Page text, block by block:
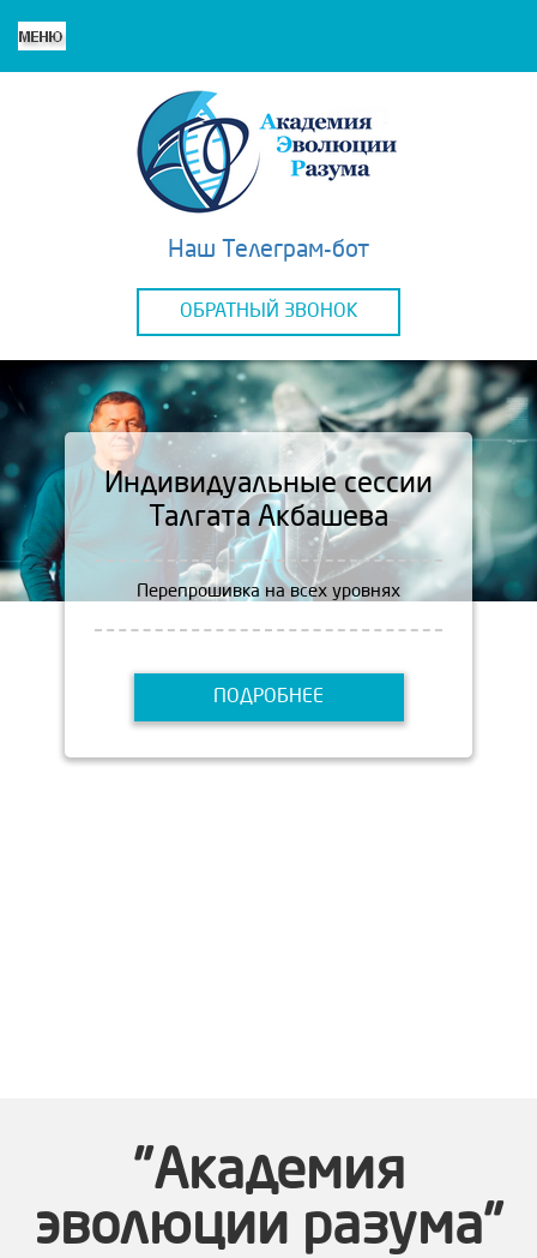
Наш Телеграм-бот
ОБРАТНЫЙ ЗВОНОК
Индивидуальные сессии
Талгата Акбашева
Перепрошивка на всех уровнях
ПОДРОБНЕЕ
"Академия
эволюции разума"